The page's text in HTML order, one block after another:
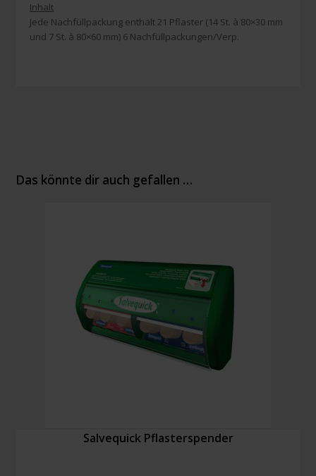
Inhalt
Jede Nachfüllpackung enthält 21 Pflaster (14 St. à 80×30 mm
und 7 St. à 80×60 mm) 6 Nachfüllpackungen/Verp.
Das könnte dir auch gefallen …
Salvequick Pflasterspender